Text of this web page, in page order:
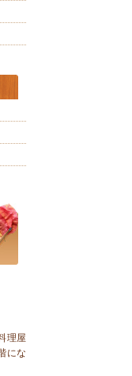
理屋
にな